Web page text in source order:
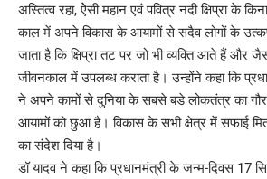
अस्तित्व रहा, ऐेसी महान एवं पवित्र नदी क्षिप्रा के
काल में अपने विकास के आयामों से सदैव लोगों के
जाता है कि क्षिप्रा तट पर जो भी व्यक्ति आते हैं और
जीवनकाल में उपलब्ध कराता है। उन्होंने कहा कि
ने अपने कामों से दुनिया के सबसे बडे लोकतंत्र का
आयामों को छुआ है। विकास के सभी क्षेत्र में सफाई
का संदेश दिया है।
डॉ यादव ने कहा कि प्रधानमंत्री के जन्म-दिवस 17